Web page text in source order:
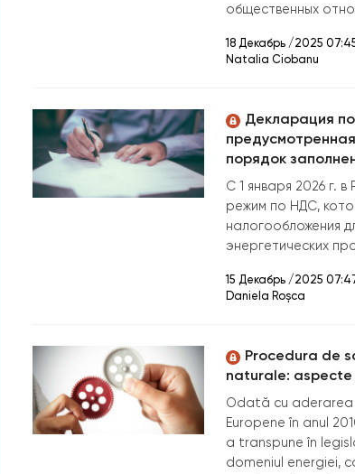
общественных
18 Декабрь /2025
Natalia Ciobanu
Декларация
предусмотренная
порядок
С 1 января 2026 г.
режим по НДС,
налогообложения
энергетических
15 Декабрь /2025
Daniela Roșca
Procedura de
naturale:
Odată cu aderarea
Europene în anul
a transpune în
domeniul energiei,